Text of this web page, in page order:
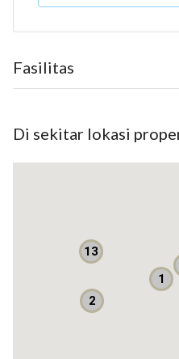
Harga perdana
Banyak Diskon
segera pesan sekarang juga
Penghuni di kawasan
pilihan bagi generasi milenial
Untuk pemasaran tahap
harga mulai Rp 13.600.000
pembangunan yang berjalan,
Fasilitas
Di sekitar lokasi
1
2
13